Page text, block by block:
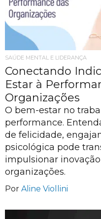
SAÚDE MENTAL E LIDERANÇA
Conectando
Estar à
Organizações
O bem-estar no
performance.
de felicidade,
psicológica pode
impulsionar
organizações.
Por Aline Viollini